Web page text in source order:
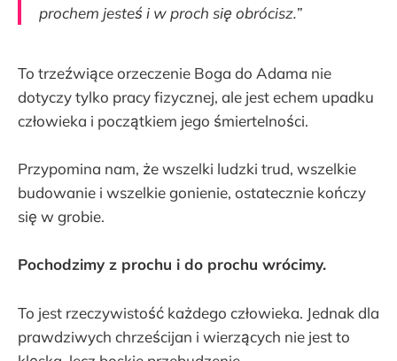
prochem jesteś i w proch się obrócisz.”
To trzeźwiące orzeczenie Boga do Adama nie
dotyczy tylko pracy fizycznej, ale jest echem upadku
człowieka i początkiem jego śmiertelności.
Przypomina nam, że wszelki ludzki trud, wszelkie
budowanie i wszelkie gonienie, ostatecznie kończy
się w grobie.
Pochodzimy z prochu i do prochu wrócimy.
To jest rzeczywistość każdego człowieka. Jednak dla
prawdziwych chrześcijan i wierzących nie jest to